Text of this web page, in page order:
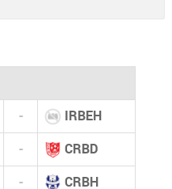
- IRBEH
- CRBD
- CRBH